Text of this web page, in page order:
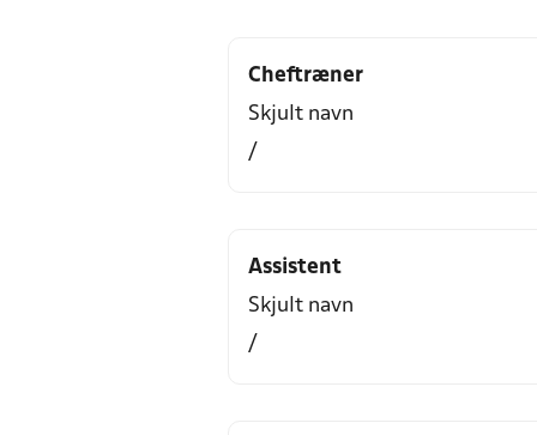
Cheftræner
Skjult navn
/
Assistent
Skjult navn
/